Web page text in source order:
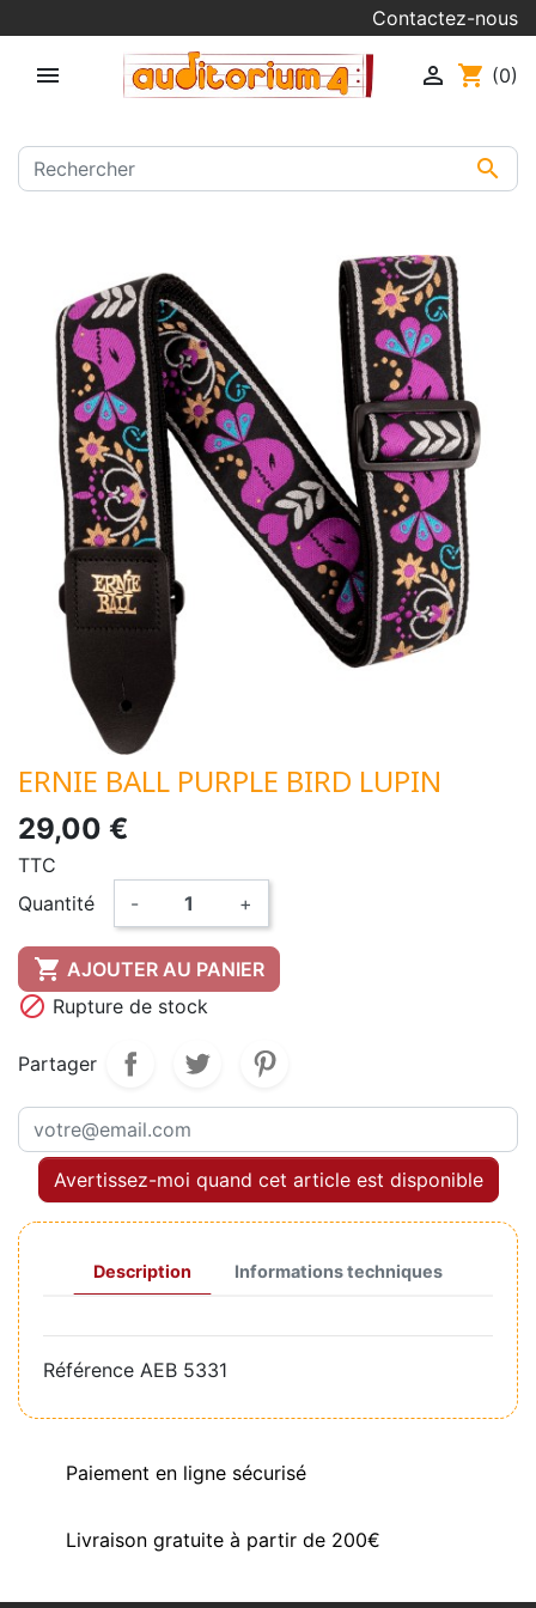
Contactez-nous


 shopping_cart (0)
ERNIE BALL PURPLE BIRD LUPIN
29,00 €
TTC
Quantité
- +
 AJOUTER AU PANIER
 Rupture de stock
Partager
Avertissez-moi quand cet article est disponible
Description Informations techniques
Référence AEB 5331
Paiement en ligne sécurisé
Livraison gratuite à partir de 200€